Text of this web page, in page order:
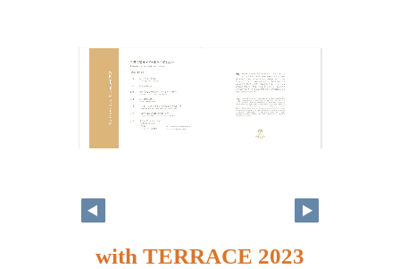
with TERRACE 2023